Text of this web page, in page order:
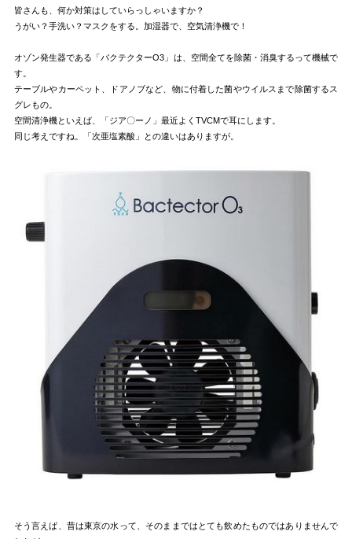
皆さんも、何か対策はしていらっしゃいますか？
うがい？手洗い？マスクをする。加湿器で、空気清浄機で！
オゾン発生器である「バクテクターO3」は、空間全てを除菌・消臭するって機械で
す。
テーブルやカーペット、ドアノブなど、物に付着した菌やウイルスまで除菌するス
グレもの。
空間清浄機といえば、「ジア〇ーノ」最近よくTVCMで耳にします。
同じ考えですね。「次亜塩素酸」との違いはありますが。
そう言えば、昔は東京の水って、そのままではとても飲めたものではありませんで